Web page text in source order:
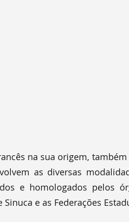
na sua origem,
as diversas
e homologados pelos
e as Federações